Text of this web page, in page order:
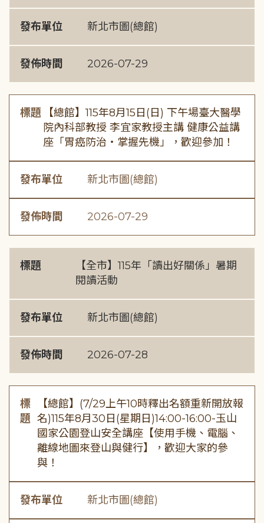
發布單位 新北市圖(總館)
發佈時間 2026-07-29
標題
【總館】115年8月15日(日) 下午場臺大醫學
院內科部教授 李宜家教授主講 健康公益講
座「胃癌防治・掌握先機」，歡迎參加！
發布單位 新北市圖(總館)
發佈時間 2026-07-29
標題
【全市】115年「讀出好關係」暑期
閱讀活動
發布單位 新北市圖(總館)
發佈時間 2026-07-28
標
題
【總館】(7/29上午10時釋出名額重新開放報
名)115年8月30日(星期日)14:00-16:00-玉山
國家公園登山安全講座【使用手機、電腦、
離線地圖來登山與健行】，歡迎大家的參
與！
發布單位 新北市圖(總館)